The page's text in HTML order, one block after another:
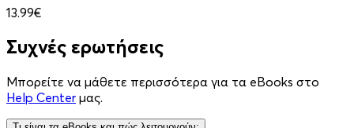
13.99€
Συχνές ερωτήσεις
Μπορείτε να μάθετε περισσότερα για τα eBooks στο
Help Center μας.